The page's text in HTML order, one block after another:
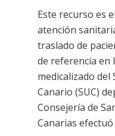
Este recurso es
atención
traslado de
de referencia en
medicalizado del
Canario (SUC)
Consejería de
Canarias efectuó